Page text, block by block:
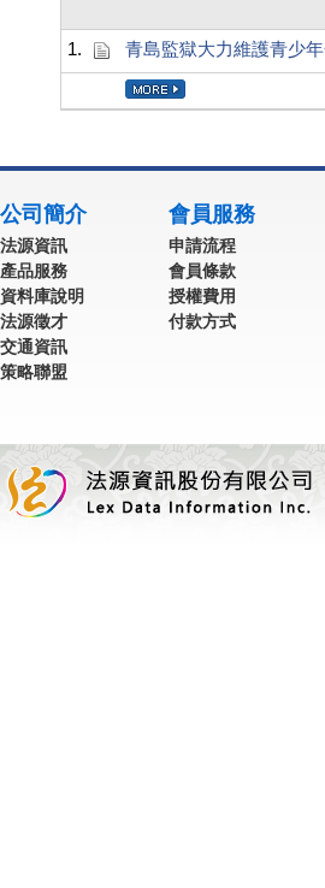
1.
青島監獄大力維護青少
公司簡介
法源資訊
產品服務
資料庫說明
法源徵才
交通資訊
策略聯盟
會員服務
申請流程
會員條款
授權費用
付款方式